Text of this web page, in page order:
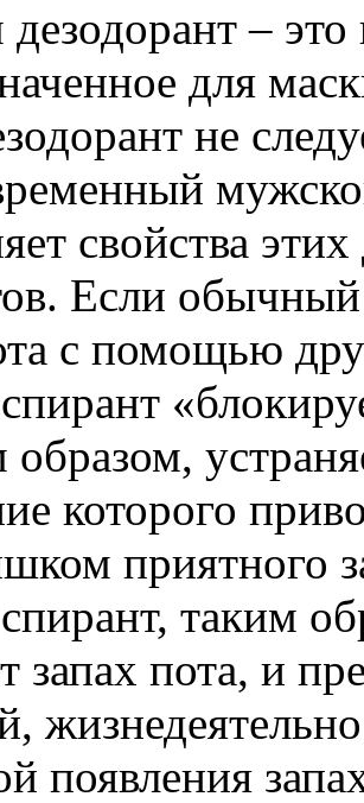
– это
для
не
свойства
Если обычный
с помощью
которого
приятного
таким
запах пота, и
появления